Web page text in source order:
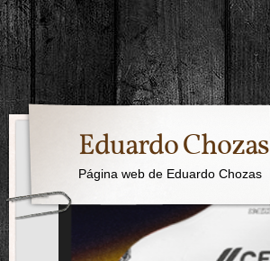
Eduardo Chozas
Página web de Eduardo Chozas